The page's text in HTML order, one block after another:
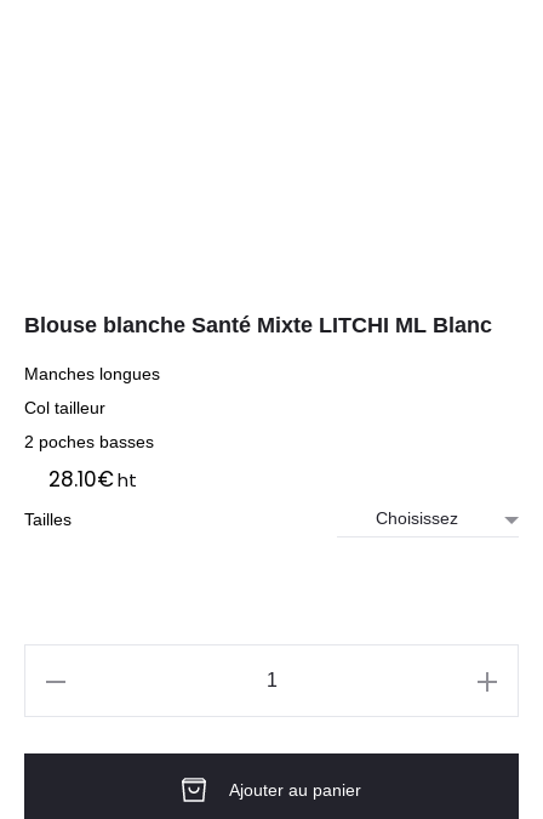
Blouse blanche Santé Mixte LITCHI ML Blanc
Manches longues
Col tailleur
2 poches basses
28.10€ht
Tailles
Ajouter au panier